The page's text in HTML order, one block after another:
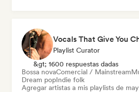
Vocals That Give You
Playlist Curator
&gt; 1600 respuestas dadas
Bossa novaComercial / Mainstream
Dream popIndie folk
Agregar artistas a mis playlists de